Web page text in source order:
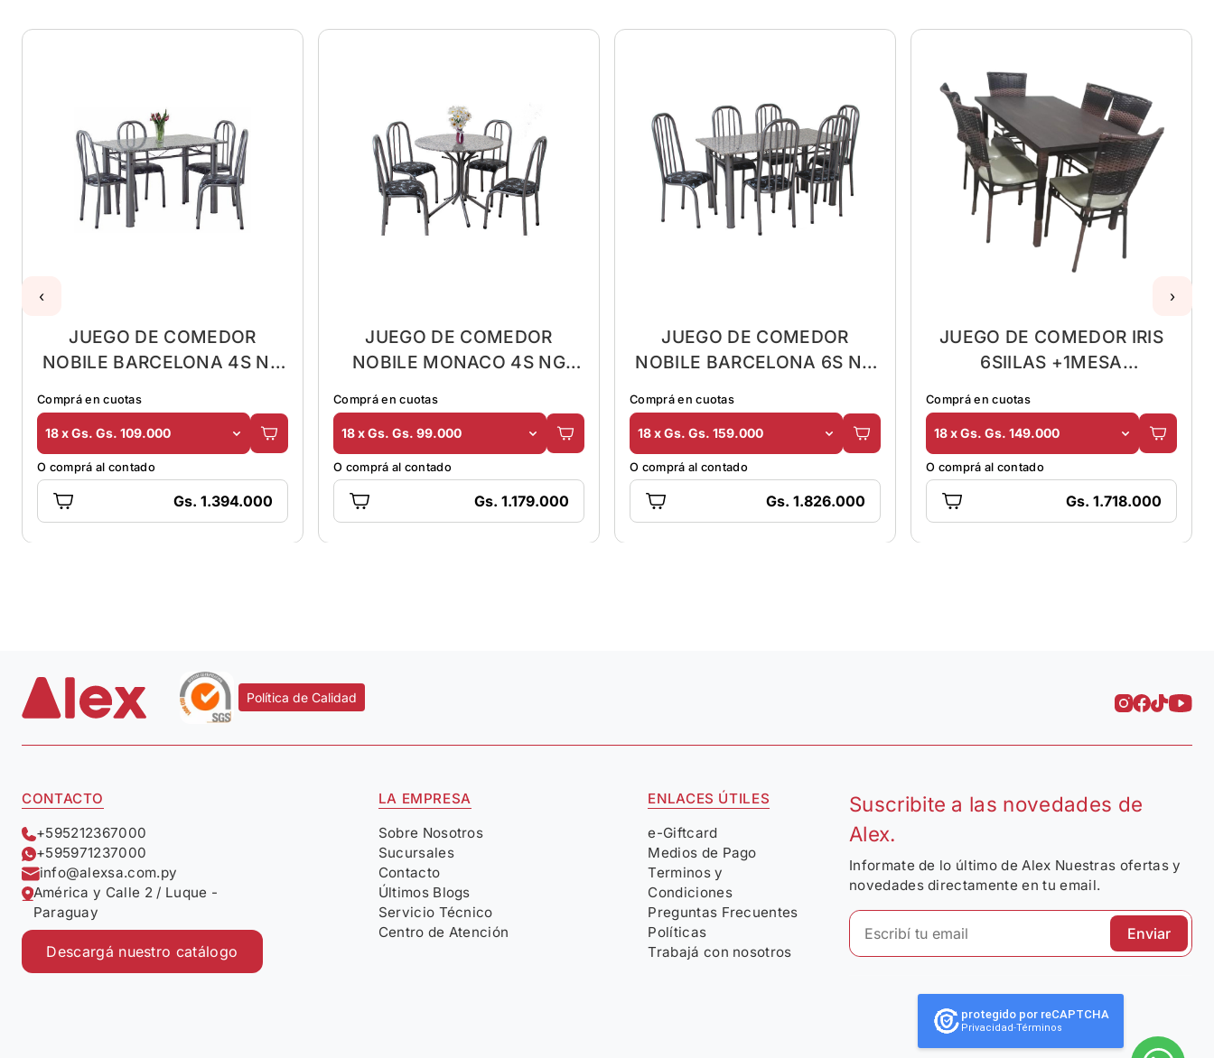
JUEGO DE COMEDOR
NOBILE BARCELONA 4S NG
Comprá en cuotas
18 x Gs. Gs. 109.000
O comprá al contado
Gs. 1.394.000
JUEGO DE COMEDOR
NOBILE MONACO 4S NG
Comprá en cuotas
18 x Gs. Gs. 99.000
O comprá al contado
Gs. 1.179.000
JUEGO DE COMEDOR
NOBILE BARCELONA 6S NG
Comprá en cuotas
18 x Gs. Gs. 159.000
O comprá al contado
Gs. 1.826.000
JUEGO DE COMEDOR IRIS
6SIILAS +1MESA
Comprá en cuotas
18 x Gs. Gs. 149.000
O comprá al contado
Gs. 1.718.000
‹ ›
Política de Calidad
CONTACTO
+595212367000
+595971237000
info@alexsa.com.py
América y Calle 2 / Luque -
Paraguay
Descargá nuestro catálogo
LA EMPRESA
Sobre Nosotros
Sucursales
Contacto
Últimos Blogs
Servicio Técnico
Centro de Atención
ENLACES ÚTILES
e-Giftcard
Medios de Pago
Terminos y
Condiciones
Preguntas Frecuentes
Políticas
Trabajá con nosotros
Suscribite a las novedades de
Alex.
Informate de lo último de Alex Nuestras ofertas y
novedades directamente en tu email.
Enviar
protegido por reCAPTCHA
Privacidad-Términos